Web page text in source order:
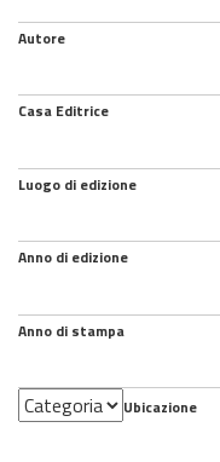
Autore
Casa Editrice
Luogo di edizione
Anno di edizione
Anno di stampa
Categoria Ubicazione